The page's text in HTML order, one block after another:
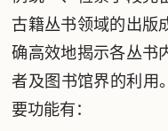
古籍丛书领域的出版
确高效地揭示各丛书
者及图书馆界的利用
要功能有：